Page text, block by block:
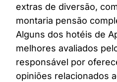
extras de diversão,
montaria pensão
Alguns dos hotéis de
melhores avaliados
responsável por
opiniões relacionados